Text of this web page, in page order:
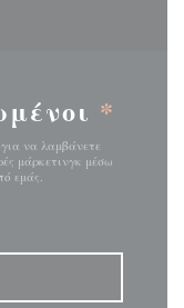
*
να λαμβάνετε
μάρκετινγκ μέσω
εμάς.